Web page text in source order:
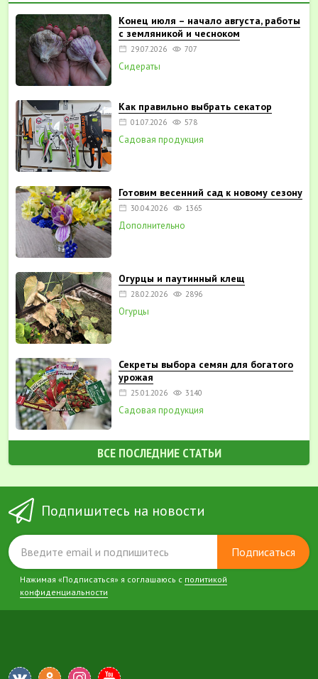
Конец июля – начало августа, работы
с земляникой и чесноком
29.07.2026 707
Сидераты
Как правильно выбрать секатор
01.07.2026 578
Садовая продукция
Готовим весенний сад к новому сезону
30.04.2026 1365
Дополнительно
Огурцы и паутинный клещ
28.02.2026 2896
Огурцы
Секреты выбора семян для богатого
урожая
25.01.2026 3140
Садовая продукция
ВСЕ ПОСЛЕДНИЕ СТАТЬИ
Подпишитесь на новости
Подписаться
Нажимая «Подписаться» я соглашаюсь с политикой
конфиденциальности